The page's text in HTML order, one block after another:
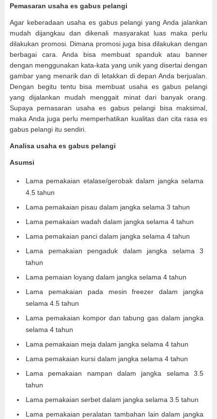
Pemasaran usaha es gabus pelangi
Agar keberadaan usaha es gabus pelangi yang Anda jalankan
mudah dijangkau dan dikenali masyarakat luas maka perlu
dilakukan promosi. Dimana promosi juga bisa dilakukan dengan
berbagai cara. Anda bisa membuat spanduk atau banner
dengan menggunakan kata-kata yang unik yang disertai dengan
gambar yang menarik dan di letakkan di depan Anda berjualan.
Dengan begitu tentu bisa membuat usaha es gabus pelangi
yang dijalankan mudah menggait minat dari banyak orang.
Supaya pemasaran usaha es gabus pelangi bisa maksimal,
maka Anda juga perlu memperhatikan kualitas dan cita rasa es
gabus pelangi itu sendiri.
Analisa usaha es gabus pelangi
Asumsi
Lama pemakaian etalase/gerobak dalam jangka selama
4.5 tahun
Lama pemakaian pisau dalam jangka selama 3 tahun
Lama pemakaian wadah dalam jangka selama 4 tahun
Lama pemakaian panci dalam jangka selama 4 tahun
Lama pemakaian pengaduk dalam jangka selama 3
tahun
Lama pemaian loyang dalam jangka selama 4 tahun
Lama pemakaian pada mesin freezer dalam jangka
selama 4.5 tahun
Lama pemakaian kompor dan tabung gas dalam jangka
selama 4 tahun
Lama pemakaian meja dalam jangka selama 4 tahun
Lama pemakaian kursi dalam jangka selama 4 tahun
Lama pemakaian nampan dalam jangka selama 3.5
tahun
Lama pemakaian serbet dalam jangka selama 3.5 tahun
Lama pemakaian peralatan tambahan lain dalam jangka